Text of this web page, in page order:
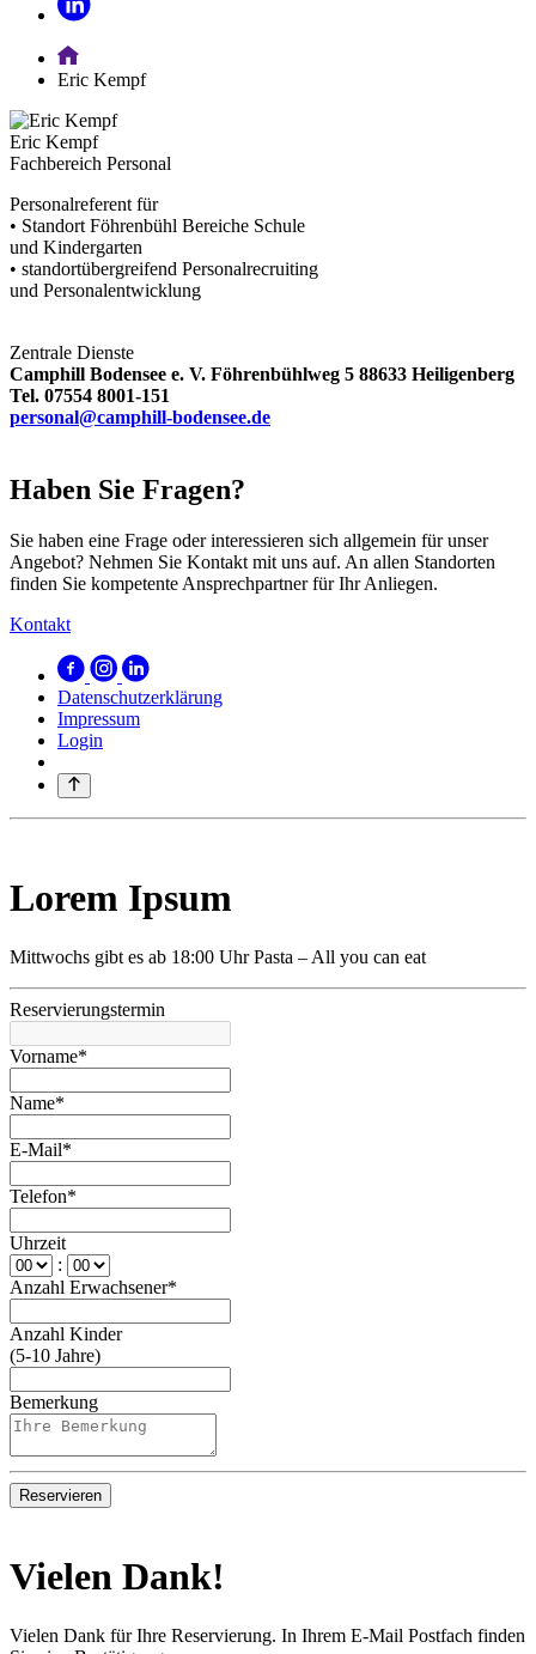
Eric Kempf
Eric Kempf
Fachbereich Personal
Personalreferent für
• Standort Föhrenbühl Bereiche Schule
und Kindergarten
• standortübergreifend Personalrecruiting
und Personalentwicklung
Zentrale Dienste
Camphill Bodensee e. V. Föhrenbühlweg 5 88633 Heiligenberg
Tel. 07554 8001-151
personal@camphill-bodensee.de
Haben Sie Fragen?
Sie haben eine Frage oder interessieren sich allgemein für unser
Angebot? Nehmen Sie Kontakt mit uns auf. An allen Standorten
finden Sie kompetente Ansprechpartner für Ihr Anliegen.
Kontakt
Datenschutzerklärung
Impressum
Login
Lorem Ipsum
Mittwochs gibt es ab 18:00 Uhr Pasta – All you can eat
Reservierungstermin
Vorname*
Name*
E-Mail*
Telefon*
Uhrzeit
:
Anzahl Erwachsener*
Anzahl Kinder
(5-10 Jahre)
Bemerkung
Reservieren
Vielen Dank!
Vielen Dank für Ihre Reservierung. In Ihrem E-Mail Postfach finden